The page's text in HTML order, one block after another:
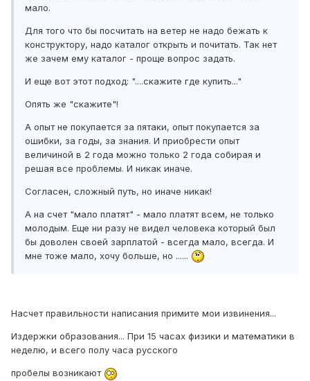
мало.
Для того что бы посчитать на ветер не надо бежать к
конструктору, надо каталог открыть и почитать. Так нет
же зачем ему каталог - проще вопрос задать.
И еще вот этот подход: "....скажите где купить..."
Опять же "скажите"!
А опыт не покупается за пятаки, опыт покупается за
ошибки, за годы, за знания. И приобрести опыт
величиной в 2 года можно только 2 года собирая и
решая все проблемы. И никак иначе.
Согласен, сложный путь, но иначе никак!
А на счет "мало платят" - мало платят всем, не только
молодым. Еще ни разу не видел человека который был
бы доволен своей зарплатой - всегда мало, всегда. И
мне тоже мало, хочу больше, но ......
Насчет правильности написания примите мои извинения...
Издержки образования... При 15 часах физики и математики в
неделю, и всего полу часа русского
пробелы возникают